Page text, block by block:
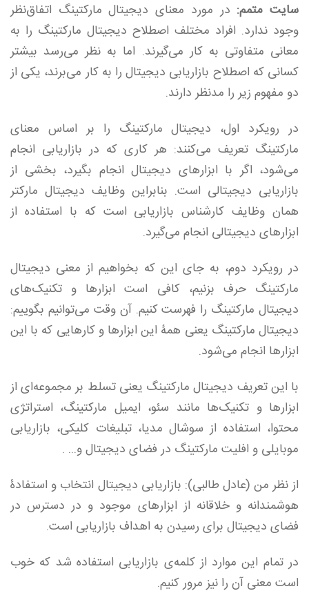
سایت متمم: در مورد معنای دیجیتال ‌مارکتینگ اتفاق‌نظر
وجود ندارد. افراد مختلف اصطلاح دیجیتال مارکتینگ را به
معانی متفاوتی به کار می‌گیرند. اما به نظر می‌رسد بیشتر
کسانی که اصطلاح بازاریابی دیجیتال را به کار می‌برند، یکی از
دو مفهوم زیر را مدنظر دارند.
در رویکرد اول، دیجیتال مارکتینگ را بر اساس معنای
مارکتینگ تعریف می‌کنند: هر کاری که در بازاریابی انجام
می‌شود، اگر با ابزارهای دیجیتال انجام بگیرد، بخشی از
بازاریابی دیجیتالی است. بنابراین وظایف دیجیتال مارکتر
همان وظایف کارشناس بازاریابی است که با استفاده از
ابزارهای دیجیتالی انجام می‌گیرد.
در رویکرد دوم، به جای این که بخواهیم از معنی دیجیتال
مارکتینگ حرف بزنیم، کافی است ابزارها و تکنیک‌های
دیجیتال مارکتینگ را فهرست کنیم. آن وقت می‌توانیم بگوییم:
دیجیتال مارکتینگ یعنی همۀ این ابزارها و کارهایی که با این
ابزارها انجام می‌شود.
با این تعریف دیجیتال مارکتینگ یعنی تسلط بر مجموعه‌ای از
ابزارها و تکنیک‌ها مانند سئو، ایمیل مارکتینگ، استراتژی
محتوا، استفاده از سوشال مدیا، تبلیغات کلیکی، بازاریابی
موبایلی و افلیت مارکتینگ در فضای دیجیتال و... .
از نظر من (عادل طالبی): بازاریابی دیجیتال انتخاب و استفادۀ
هوشمندانه و خلاقانه از ابزارهای موجود و در دسترس در
فضای دیجیتال برای رسیدن به اهداف بازاریابی است.
در تمام این موارد از کلمه‌ی بازاریابی استفاده شد که خوب
است معنی آن را نیز مرور کنیم.